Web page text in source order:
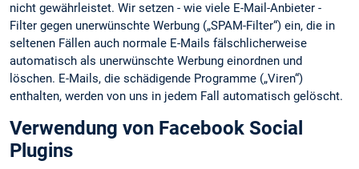
nicht gewährleistet. Wir setzen - wie viele E-Mail-Anbieter -
Filter gegen unerwünschte Werbung („SPAM-Filter“) ein, die in
seltenen Fällen auch normale E-Mails fälschlicherweise
automatisch als unerwünschte Werbung einordnen und
löschen. E-Mails, die schädigende Programme („Viren“)
enthalten, werden von uns in jedem Fall automatisch gelöscht.
Verwendung von Facebook Social
Plugins